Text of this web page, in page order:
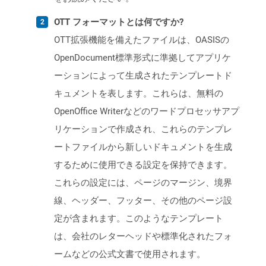
OTT フォーマットとは何ですか?
OTT拡張機能を備えたファイルは、OASISの
OpenDocument標準形式に準拠してアプリケ
ーションによって生成されたテンプレートド
キュメントを表します。これらは、無料の
OpenOffice Writerなどのワードプロセッサアプ
リケーションで作成され、これらのテンプレ
ートファイルから新しいドキュメントを生成
するために使用できる設定を保持できます。
これらの設定には、ページのマージン、境界
線、ヘッダー、フッター、その他のページ設
定が含まれます。このようなテンプレート
は、会社のレターヘッドや標準化されたフォ
ームなどの公式文書で使用されます。